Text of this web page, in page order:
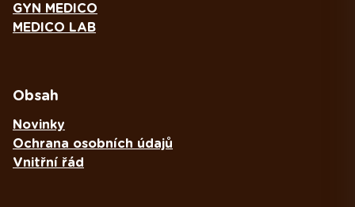
GYN MEDICO
MEDICO LAB
Obsah
Novinky
Ochrana osobních údajů
Vnitřní řád